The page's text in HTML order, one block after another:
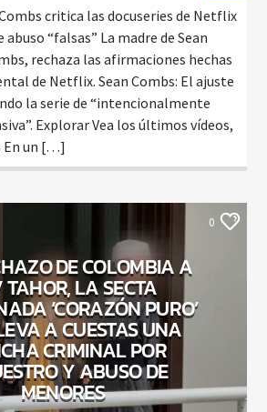
critica las docuseries de Netflix
abuso “falsas” La madre de Sean
rechaza las afirmaciones hechas
de Netflix. Sean Combs: El ajuste
la serie de “intencionalmente
Explorar Vea los últimos vídeos,
En un […]
0
DE COLOMBIA A
LA SECTA
‘CORAZÓN PURO’
A CUESTAS UNA
CRIMINAL POR
Y ABUSO DE
MENORES